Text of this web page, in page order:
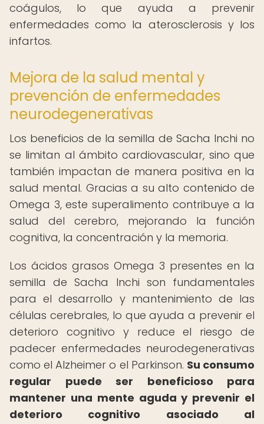
coágulos, lo que ayuda a prevenir
enfermedades como la aterosclerosis y los
infartos.
Mejora de la salud mental y
prevención de enfermedades
neurodegenerativas
Los beneficios de la semilla de Sacha Inchi no
se limitan al ámbito cardiovascular, sino que
también impactan de manera positiva en la
salud mental. Gracias a su alto contenido de
Omega 3, este superalimento contribuye a la
salud del cerebro, mejorando la función
cognitiva, la concentración y la memoria.
Los ácidos grasos Omega 3 presentes en la
semilla de Sacha Inchi son fundamentales
para el desarrollo y mantenimiento de las
células cerebrales, lo que ayuda a prevenir el
deterioro cognitivo y reduce el riesgo de
padecer enfermedades neurodegenerativas
como el Alzheimer o el Parkinson. Su consumo
regular puede ser beneficioso para
mantener una mente aguda y prevenir el
deterioro cognitivo asociado al